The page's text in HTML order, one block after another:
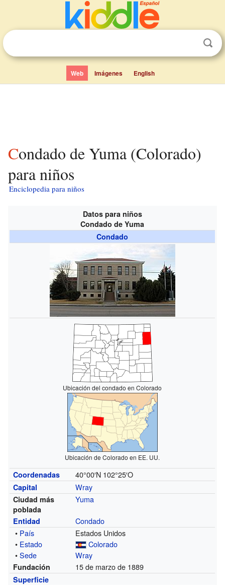
Web Imágenes English
Condado de Yuma (Colorado)
para niños
Enciclopedia para niños
Datos para niños
Condado de Yuma
Condado
Ubicación del condado en Colorado
Ubicación de Colorado en EE. UU.
Coordenadas 40°00′N 102°25′O
Capital Wray
Ciudad más
poblada
Yuma
Entidad
Condado
• País
Estados Unidos
• Estado
Colorado
•Sede Wray
Fundación 15 de marzo de 1889
Superficie